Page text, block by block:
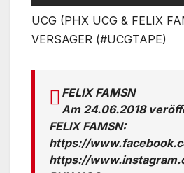
UCG (PHX UCG & FELIX
VERSAGER (#UCGTAPE)
FELIX FAMSN
Am 24.06.2018
FELIX FAMSN:
https://
https://